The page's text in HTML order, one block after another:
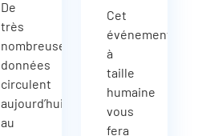
De
très
nombreuses
données
circulent
aujourd’hui
au
Cet
événement
à
taille
humaine
vous
fera